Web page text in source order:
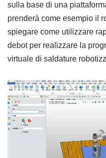
sulla base di una
prenderà come esempio il
spiegare come utilizzare
debot per realizzare la
virtuale di saldature